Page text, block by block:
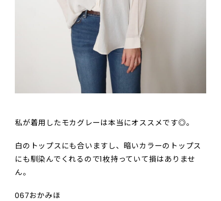
私が着用したモカグレーは本当にオススメです◎。
白のトップスにも合いますし、暗いカラーのトップス
にも馴染んでくれるので1枚持っていて損はありませ
ん。
067おかみほ